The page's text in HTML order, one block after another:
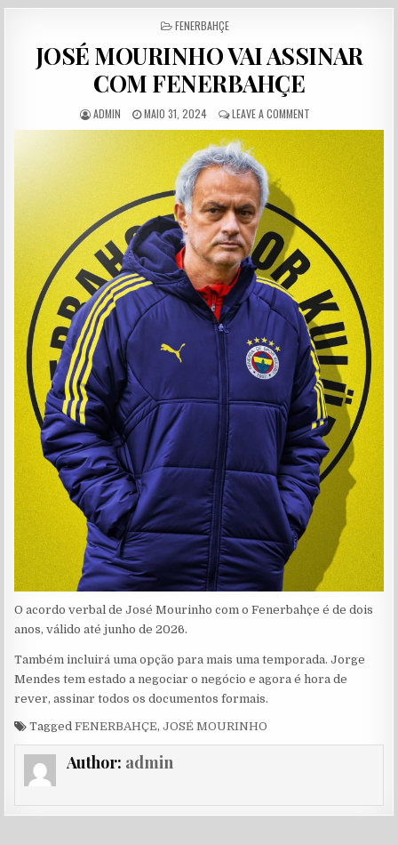
POSTED IN
FENERBAHÇE
JOSÉ MOURINHO VAI ASSINAR
COM FENERBAHÇE
AUTHOR:
ADMIN PUBLISHED DATE:
MAIO 31, 2024 LEAVE A COMMENTON JOSÉ
O acordo verbal de José Mourinho com o Fenerbahçe é de dois
anos, válido até junho de 2026.
Também incluirá uma opção para mais uma temporada. Jorge
Mendes tem estado a negociar o negócio e agora é hora de
rever, assinar todos os documentos formais.
TaggedFENERBAHÇE,JOSÉ MOURINHO
Author: admin